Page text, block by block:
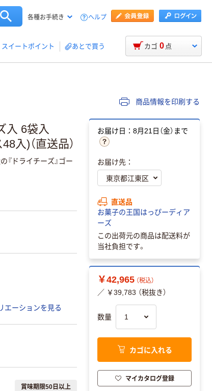
各種お手続き ヘルプ
スイートポイント あとで買う カゴ 0 点
商品情報を印刷する
入 6袋入
入)（直送品）
『ドライチーズ』ゴー
エーションを見る
賞味期限50日以上
お届け日：8月21日（金）まで
お届け先：
直送品
お菓子の王国はっぴーディア
ーズ
この出荷元の商品は配送料が
当社負担です。
￥42,965 （税込）
／ ￥39,783 （税抜き）
数量
カゴに入れる
マイカタログ登録